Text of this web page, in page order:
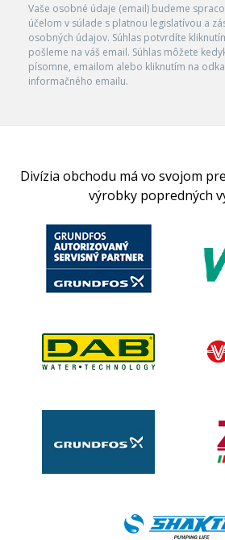
Vaše osobné údaje (email) budeme
účelom v súlade s platnou legislatívou a
osobných údajov. Súhlas potvrdíte
pošleme na váš email. Súhlas môžete
písomne, emailom alebo kliknutím na
informačného emailu.
Divízia obchodu má vo svojom
výrobky popredných